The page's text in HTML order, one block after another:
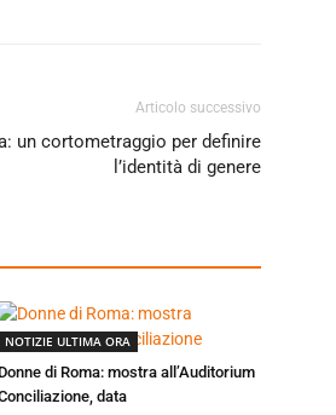
Articolo successivo
un cortometraggio per definire
l’identità di genere
NOTIZIE ULTIMA ORA
Donne di Roma: mostra all’Auditorium
data